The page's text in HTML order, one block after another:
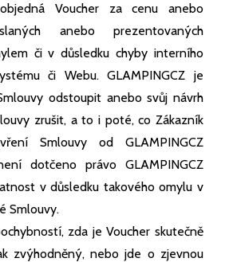
Voucher za cenu anebo
anebo prezentovaných
či v důsledku chyby interního
či Webu. GLAMPINGCZ je
odstoupit anebo svůj návrh
zrušit, a to i poté, co Zákazník
Smlouvy od GLAMPINGCZ
dotčeno právo GLAMPINGCZ
v důsledku takového omylu v
Smlouvy.
zda je Voucher skutečně
zvýhodněný, nebo jde o zjevnou